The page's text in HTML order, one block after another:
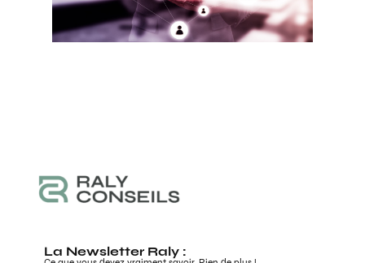
La Newsletter Raly :